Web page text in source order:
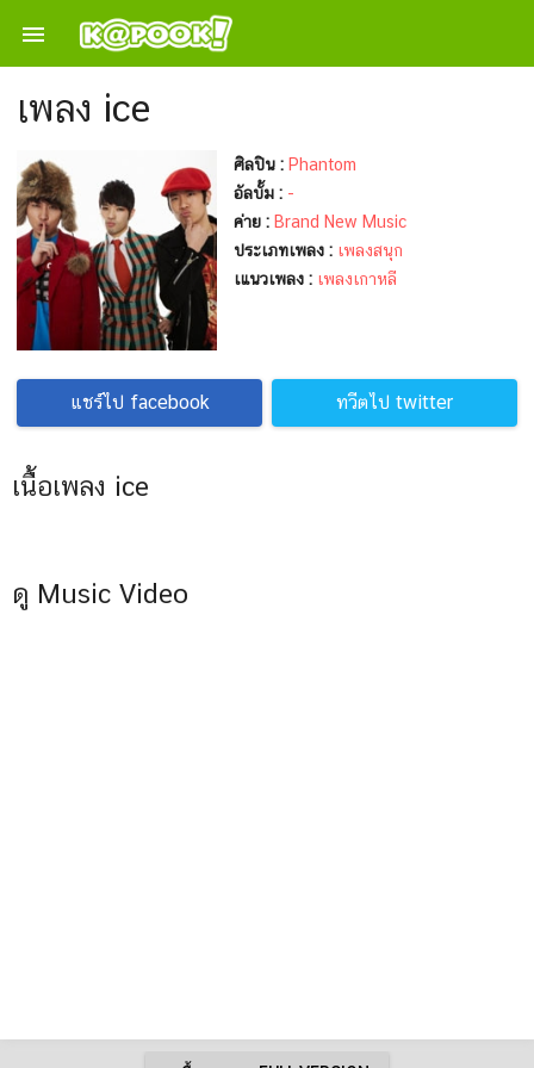

เพลง ice
ศิลปิน : Phantom
อัลบั้ม : -
ค่าย : Brand New Music
ประเภทเพลง : เพลงสนุก
เแนวเพลง : เพลงเกาหลี
แชร์ไป facebook ทวีตไป twitter
เนื้อเพลง ice
ดู Music Video